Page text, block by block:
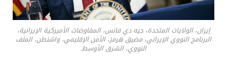
إيران، الولايات المتحدة، جيه دي فانس، المفاوضات الأميركية الإيرانية،
البرنامج النووي الإيراني، مضيق هرمز، الأمن الإقليمي، واشنطن، الملف
النووي، الشرق الأوسط.